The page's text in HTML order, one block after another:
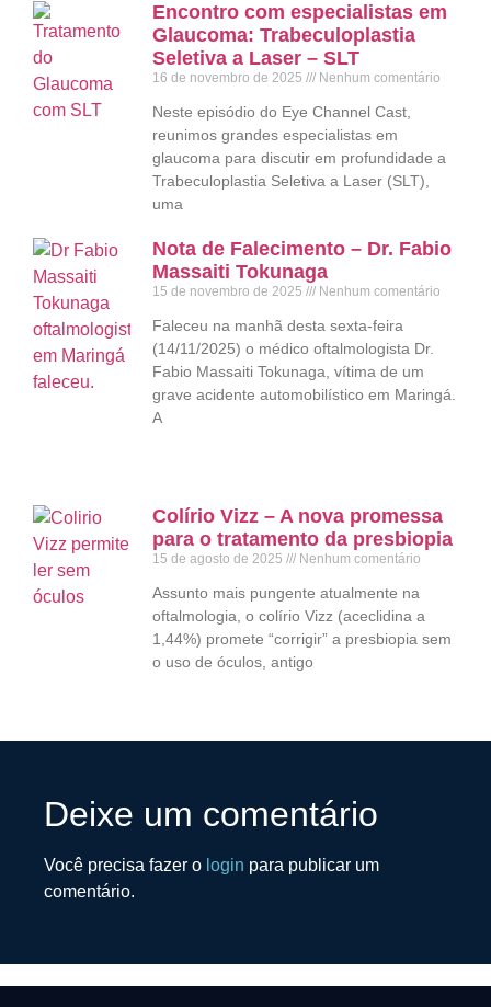
Encontro com especialistas em
Glaucoma: Trabeculoplastia
Seletiva a Laser – SLT
16 de novembro de 2025 Nenhum comentário
Neste episódio do Eye Channel Cast,
reunimos grandes especialistas em
glaucoma para discutir em profundidade a
Trabeculoplastia Seletiva a Laser (SLT),
uma
Nota de Falecimento – Dr. Fabio
Massaiti Tokunaga
15 de novembro de 2025 Nenhum comentário
Faleceu na manhã desta sexta-feira
(14/11/2025) o médico oftalmologista Dr.
Fabio Massaiti Tokunaga, vítima de um
grave acidente automobilístico em Maringá.
A
Colírio Vizz – A nova promessa
para o tratamento da presbiopia
15 de agosto de 2025 Nenhum comentário
Assunto mais pungente atualmente na
oftalmologia, o colírio Vizz (aceclidina a
1,44%) promete “corrigir” a presbiopia sem
o uso de óculos, antigo
Deixe um comentário
Você precisa fazer o login para publicar um
comentário.